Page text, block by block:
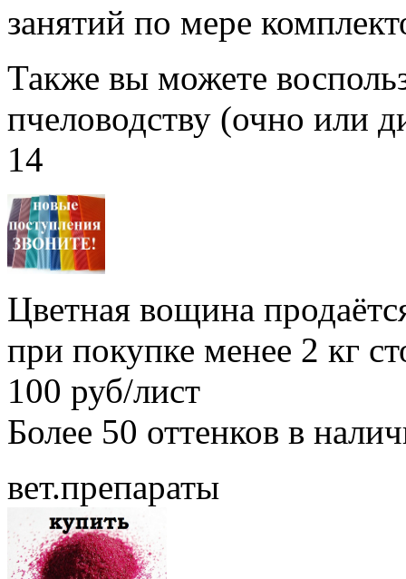
занятий по мере
Также вы можете
пчеловодству (очно или
14
Цветная вощина
при покупке менее 2 кг
100 руб/лист
Более 50 оттенков в
вет.препараты